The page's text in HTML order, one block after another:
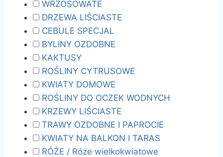
WRZOSOWATE
DRZEWA LIŚCIASTE
CEBULE SPECJAL
BYLINY OZDOBNE
KAKTUSY
ROŚLINY CYTRUSOWE
KWIATY DOMOWE
ROŚLINY DO OCZEK WODNYCH
KRZEWY LIŚCIASTE
TRAWY OZDOBNE I PAPROCIE
KWIATY NA BALKON I TARAS
RÓŻE / Róże wielkokwiatowe